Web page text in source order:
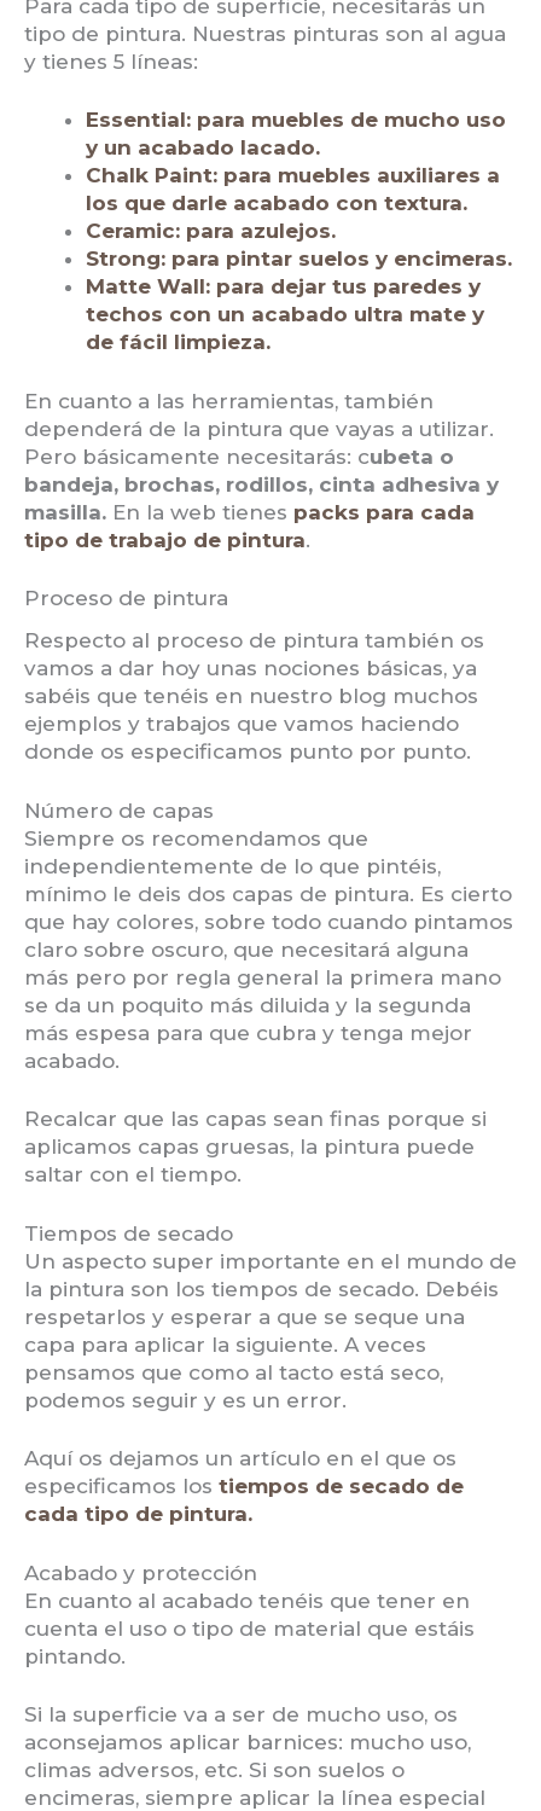
Para cada tipo de superficie, necesitarás un
tipo de pintura. Nuestras pinturas son al agua
y tienes 5 líneas:
Essential: para muebles de mucho uso
y un acabado lacado.
Chalk Paint: para muebles auxiliares a
los que darle acabado con textura.
Ceramic: para azulejos.
Strong: para pintar suelos y encimeras.
Matte Wall: para dejar tus paredes y
techos con un acabado ultra mate y
de fácil limpieza.
En cuanto a las herramientas, también
dependerá de la pintura que vayas a utilizar.
Pero básicamente necesitarás: cubeta o
bandeja, brochas, rodillos, cinta adhesiva y
masilla. En la web tienes packs para cada
tipo de trabajo de pintura.
Proceso de pintura
Respecto al proceso de pintura también os
vamos a dar hoy unas nociones básicas, ya
sabéis que tenéis en nuestro blog muchos
ejemplos y trabajos que vamos haciendo
donde os especificamos punto por punto.
Número de capas
Siempre os recomendamos que
independientemente de lo que pintéis,
mínimo le deis dos capas de pintura. Es cierto
que hay colores, sobre todo cuando pintamos
claro sobre oscuro, que necesitará alguna
más pero por regla general la primera mano
se da un poquito más diluida y la segunda
más espesa para que cubra y tenga mejor
acabado.
Recalcar que las capas sean finas porque si
aplicamos capas gruesas, la pintura puede
saltar con el tiempo.
Tiempos de secado
Un aspecto super importante en el mundo de
la pintura son los tiempos de secado. Debéis
respetarlos y esperar a que se seque una
capa para aplicar la siguiente. A veces
pensamos que como al tacto está seco,
podemos seguir y es un error.
Aquí os dejamos un artículo en el que os
especificamos los tiempos de secado de
cada tipo de pintura.
Acabado y protección
En cuanto al acabado tenéis que tener en
cuenta el uso o tipo de material que estáis
pintando.
Si la superficie va a ser de mucho uso, os
aconsejamos aplicar barnices: mucho uso,
climas adversos, etc. Si son suelos o
encimeras, siempre aplicar la línea especial